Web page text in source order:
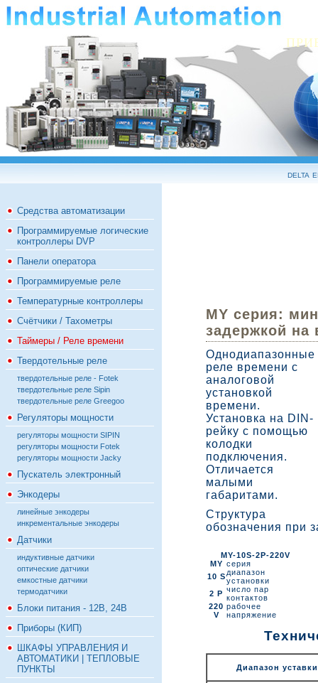
delta
Средства автоматизации
Программируемые логические
контроллеры DVP
Панели оператора
Программируемые реле
Температурные контроллеры
Счётчики / Тахометры
Таймеры / Реле времени
Твердотельные реле
твердотельные реле - Fotek
твердотельные реле Sipin
твердотельные реле Greegoo
Регуляторы мощности
регуляторы мощности SIPIN
регуляторы мощности Fotek
регуляторы мощности Jacky
Пускатель электронный
Энкодеры
линейные энкодеры
инкрементальные энкодеры
Датчики
индуктивные датчики
оптические датчики
емкостные датчики
термодатчики
Блоки питания - 12В, 24В
Приборы (КИП)
ШКАФЫ УПРАВЛЕНИЯ И
АВТОМАТИКИ | ТЕПЛОВЫЕ
ПУНКТЫ
MY серия:
задержкой на
Однодиапазонные
реле времени с
аналоговой
установкой
времени.
Установка на DIN-
рейку с помощью
колодки
подключения.
Отличается
малыми
габаритами.
Структура
обозначения при
MY-10S-2P-220V
MY серия
10 S диапазон
установки
2 P число пар
контактов
220
V
рабочее
напряжение
Диапазон уставки